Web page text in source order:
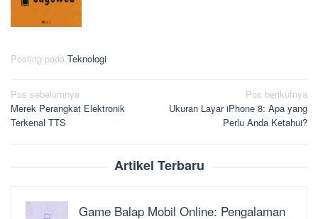
Posting pada Teknologi
Navigasi
pos
Pos sebelumnya
Merek Perangkat Elektronik
Terkenal TTS
Pos berikutnya
Ukuran Layar iPhone 8: Apa yang
Perlu Anda Ketahui?
Artikel Terbaru
Game Balap Mobil Online: Pengalaman